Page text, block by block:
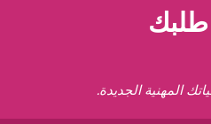
طلبك
المهنية الجديدة.